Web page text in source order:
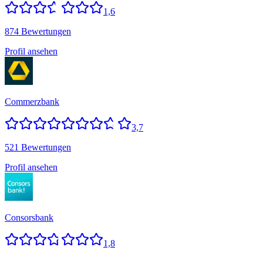
1,6
874 Bewertungen
Profil ansehen
Commerzbank
3,7
521 Bewertungen
Profil ansehen
Consorsbank
1,8